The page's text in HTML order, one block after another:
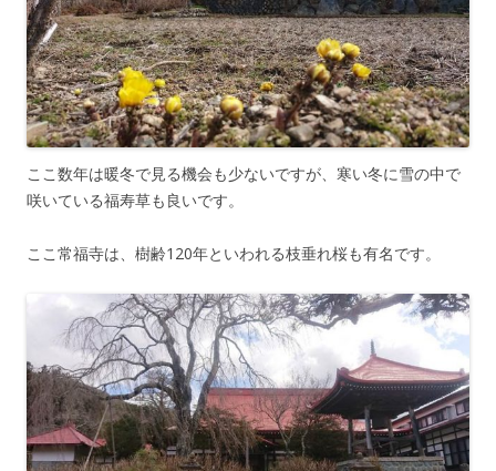
ここ数年は暖冬で見る機会も少ないですが、寒い冬に雪の中で
咲いている福寿草も良いです。
ここ常福寺は、樹齢120年といわれる枝垂れ桜も有名です。